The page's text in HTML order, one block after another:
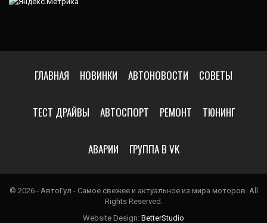
ГЛАВНАЯ НОВИНКИ АВТОНОВОСТИ СОВЕТЫ
ТЕСТ ДРАЙВЫ АВТОСПОРТ РЕМОНТ ТЮНИНГ
АВАРИИ ГРУППА В VK
© 2026 - АвтоГул - Самое свежее и актуальное из мира моторов. All
Rights Reserved.
Website Design: BetterStudio